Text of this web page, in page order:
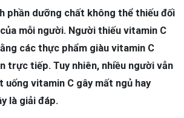
phần dưỡng chất không thể thiếu đối
mỗi người. Người thiếu vitamin C
các thực phẩm giàu vitamin C
trực tiếp. Tuy nhiên, nhiều người vẫn
uống vitamin C gây mất ngủ hay
là giải đáp.